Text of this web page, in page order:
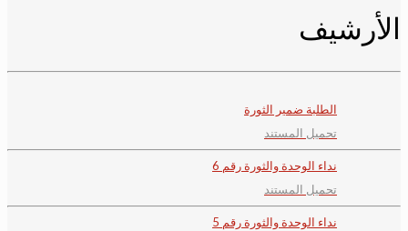
الأرشيف
الطلبة ضمير الثورة
تحميل المستند
نداء الوحدة والثورة رقم 6
تحميل المستند
نداء الوحدة والثورة رقم 5